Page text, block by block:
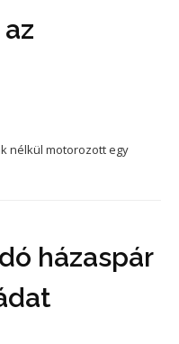
nélkül motorozott egy
házaspár